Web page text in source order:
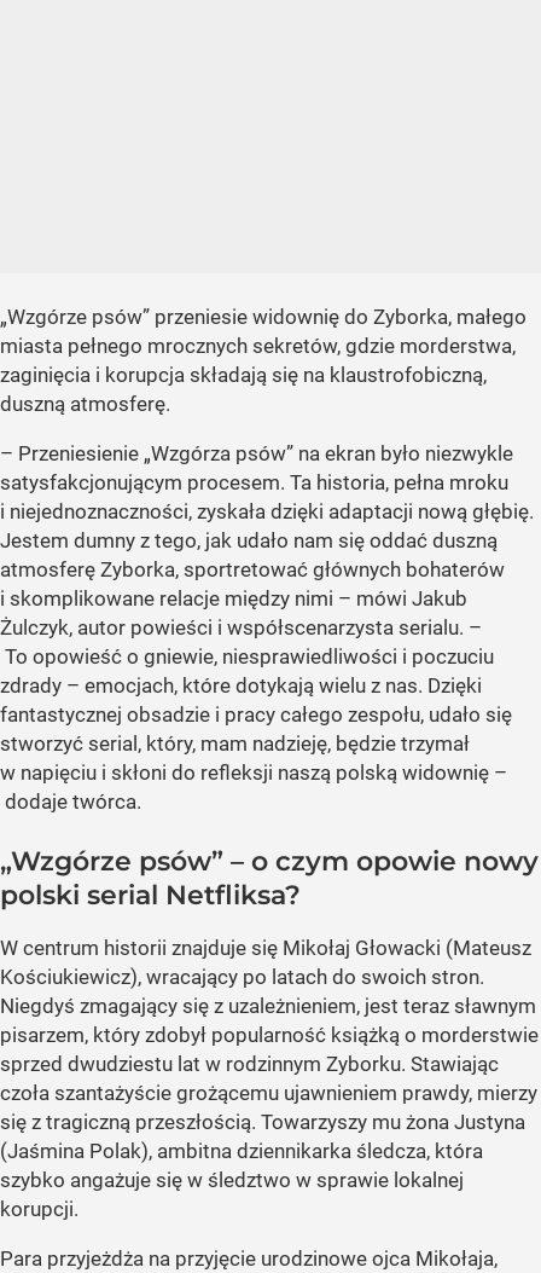
„Wzgórze psów” przeniesie widownię do Zyborka, małego
miasta pełnego mrocznych sekretów, gdzie morderstwa,
zaginięcia i korupcja składają się na klaustrofobiczną,
duszną atmosferę.
– Przeniesienie „Wzgórza psów” na ekran było niezwykle
satysfakcjonującym procesem. Ta historia, pełna mroku
i niejednoznaczności, zyskała dzięki adaptacji nową głębię.
Jestem dumny z tego, jak udało nam się oddać duszną
atmosferę Zyborka, sportretować głównych bohaterów
i skomplikowane relacje między nimi – mówi Jakub
Żulczyk, autor powieści i współscenarzysta serialu. –
To opowieść o gniewie, niesprawiedliwości i poczuciu
zdrady – emocjach, które dotykają wielu z nas. Dzięki
fantastycznej obsadzie i pracy całego zespołu, udało się
stworzyć serial, który, mam nadzieję, będzie trzymał
w napięciu i skłoni do refleksji naszą polską widownię –
dodaje twórca.
„Wzgórze psów” – o czym opowie nowy
polski serial Netfliksa?
W centrum historii znajduje się Mikołaj Głowacki (Mateusz
Kościukiewicz), wracający po latach do swoich stron.
Niegdyś zmagający się z uzależnieniem, jest teraz sławnym
pisarzem, który zdobył popularność książką o morderstwie
sprzed dwudziestu lat w rodzinnym Zyborku. Stawiając
czoła szantażyście grożącemu ujawnieniem prawdy, mierzy
się z tragiczną przeszłością. Towarzyszy mu żona Justyna
(Jaśmina Polak), ambitna dziennikarka śledcza, która
szybko angażuje się w śledztwo w sprawie lokalnej
korupcji.
Para przyjeżdża na przyjęcie urodzinowe ojca Mikołaja,